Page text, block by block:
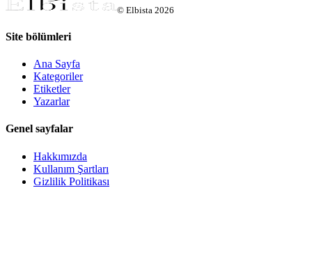
© Elbista 2026
Site bölümleri
Ana Sayfa
Kategoriler
Etiketler
Yazarlar
Genel sayfalar
Hakkımızda
Kullanım Şartları
Gizlilik Politikası